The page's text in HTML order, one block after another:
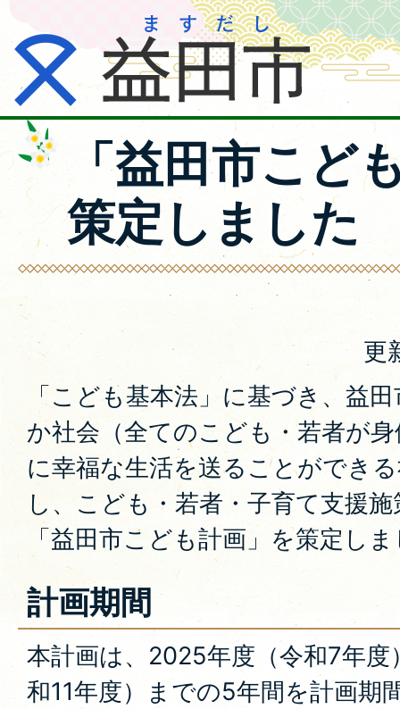
「益田市こど
策定しました
更
「こども基本法」に基づき、益
か社会（全てのこども・若者が
に幸福な生活を送ることができ
し、こども・若者・子育て支援
「益田市こども計画」を策定し
計画期間
本計画は、2025年度（令和7年
和11年度）までの5年間を計画期